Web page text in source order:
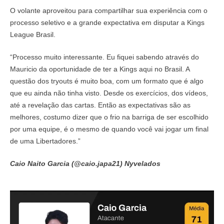
O volante aproveitou para compartilhar sua experiência com o
processo seletivo e a grande expectativa em disputar a Kings
League Brasil.
“Processo muito interessante. Eu fiquei sabendo através do
Mauricio da oportunidade de ter a Kings aqui no Brasil. A
questão dos tryouts é muito boa, com um formato que é algo
que eu ainda não tinha visto. Desde os exercícios, dos vídeos,
até a revelação das cartas. Então as expectativas são as
melhores, costumo dizer que o frio na barriga de ser escolhido
por uma equipe, é o mesmo de quando você vai jogar um final
de uma Libertadores.”
Caio Naito Garcia (@caio.japa21) Nyvelados